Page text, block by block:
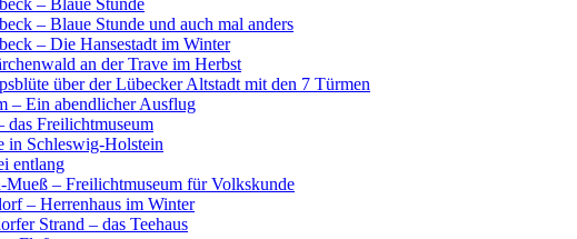
– Blaue Stunde
– Blaue Stunde und auch mal anders
– Die Hansestadt im Winter
an der Trave im Herbst
über der Lübecker Altstadt mit den 7 Türmen
– Ein abendlicher Ausflug
das Freilichtmuseum
in Schleswig-Holstein
entlang
Mueß – Freilichtmuseum für Volkskunde
– Herrenhaus im Winter
Strand – das Teehaus